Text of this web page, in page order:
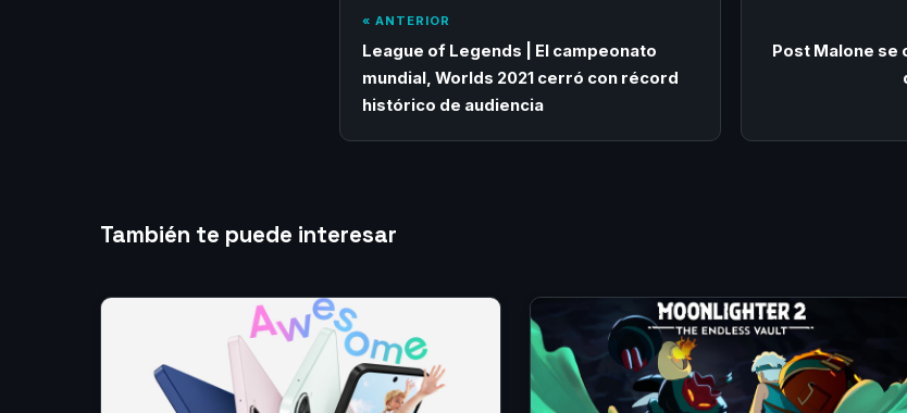
« ANTERIOR
League of Legends | El campeonato
mundial, Worlds 2021 cerró con récord
histórico de audiencia
Post Malone se
También te puede interesar